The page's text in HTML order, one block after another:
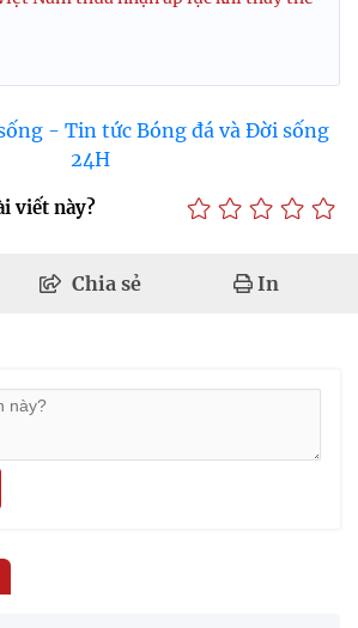
- Tin tức Bóng đá và Đời sống
24H
viết này?
Chia sẻ In